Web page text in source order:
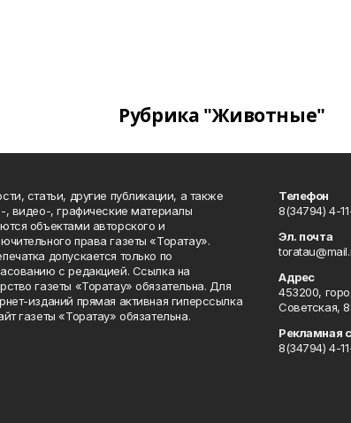
Рубрика "Животные"
статьи, другие публикации, а также
, видео-, графические материалы
объектами авторского и
права газеты «Торатау».
допускается только по
с редакцией. Ссылка на
газеты «Торатау» обязательна. Для
изданий прямая активная гиперссылка
газеты «Торатау» обязательна.
Телефон
8(34794) 4-
Эл. почта
Адрес
453200,
Советская,
Рекламная
8(34794) 4-